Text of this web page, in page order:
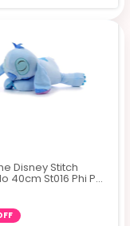
Disney Stitch
40cm St016 Phi Phi